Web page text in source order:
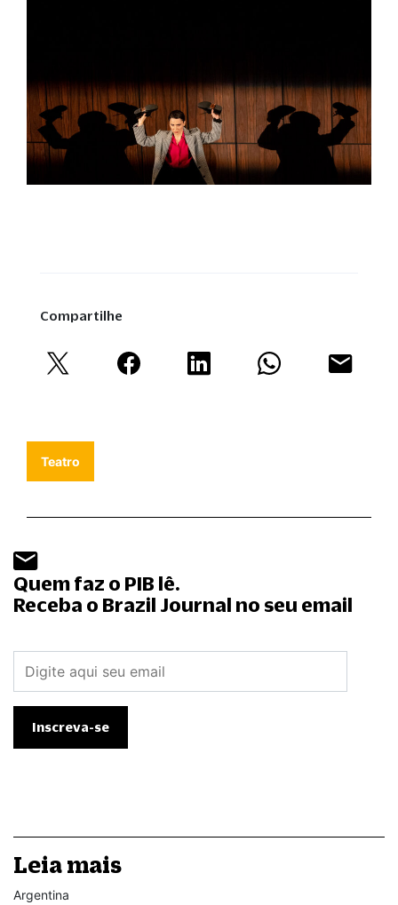
Compartilhe
Teatro
Quem faz o PIB lê.
Receba o Brazil Journal no seu email
Leia mais
Argentina